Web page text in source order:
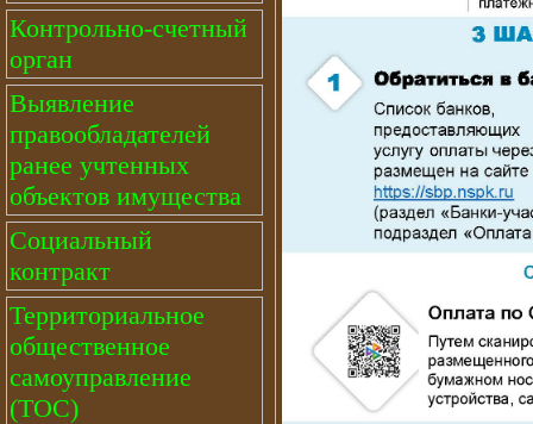
Контрольно-счетный
орган
Выявление
правообладателей
ранее учтенных
объектов имущества
Социальный
контракт
Территориальное
общественное
самоуправление
(ТОС)